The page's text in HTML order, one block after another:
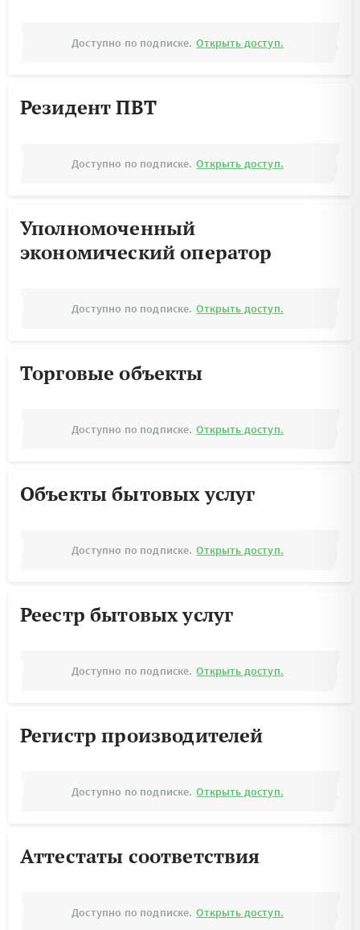
Доступно по подписке. Открыть доступ.
Резидент ПВТ
Доступно по подписке. Открыть доступ.
Уполномоченный
экономический оператор
Доступно по подписке. Открыть доступ.
Торговые объекты
Доступно по подписке. Открыть доступ.
Объекты бытовых услуг
Доступно по подписке. Открыть доступ.
Реестр бытовых услуг
Доступно по подписке. Открыть доступ.
Регистр производителей
Доступно по подписке. Открыть доступ.
Аттестаты соответствия
Доступно по подписке. Открыть доступ.